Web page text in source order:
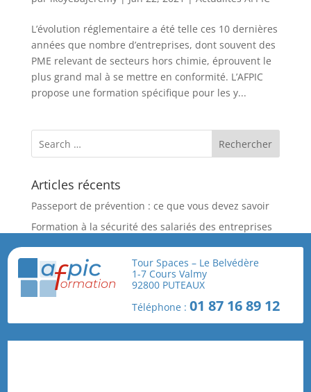
L’évolution réglementaire a été telle ces 10 dernières
années que nombre d’entreprises, dont souvent des
PME relevant de secteurs hors chimie, éprouvent le
plus grand mal à se mettre en conformité. L’AFPIC
propose une formation spécifique pour les y...
Articles récents
Passeport de prévention : ce que vous devez savoir
Formation à la sécurité des salariés des entreprises
Nouvelle Formation Spécifique : Prévention du risque
biologique dans les abattoirs de volailles
L’Obligation de Prévention du Risque Biologique des
Employeurs : Un Engagement Légal et Moral
Tour Spaces – Le Belvédère
1-7 Cours Valmy
92800 PUTEAUX
Téléphone :01 87 16 89 12